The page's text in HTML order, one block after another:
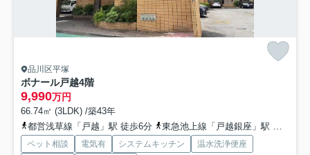
品川区平塚
ボナール戸越4階
9,990万円
66.74㎡ (3LDK) /築43年
都営浅草線「戸越」駅 徒歩6分
東急池上線「戸越銀座」駅 徒歩7分
ペット相談 電気有 システムキッチン
温水洗浄便座